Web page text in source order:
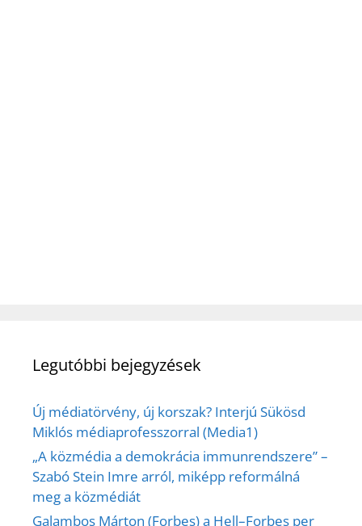
Legutóbbi bejegyzések
Új médiatörvény, új korszak? Interjú Sükösd
Miklós médiaprofesszorral (Media1)
„A közmédia a demokrácia immunrendszere” –
Szabó Stein Imre arról, miképp reformálná
meg a közmédiát
Galambos Márton (Forbes) a Hell–Forbes per